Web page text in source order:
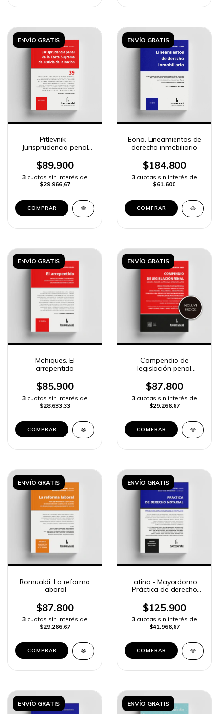
ENVÍO GRATIS
Pitlevnik -
Jurisprudencia penal
$89.900
3 cuotas sin interés de
$29.966,67
COMPRAR
ENVÍO GRATIS
Bono. Lineamientos de
derecho inmobiliario
$184.800
3 cuotas sin interés de
$61.600
COMPRAR
ENVÍO GRATIS
Mahiques. El
arrepentido
$85.900
3 cuotas sin interés de
$28.633,33
COMPRAR
ENVÍO GRATIS
Compendio de
legislación penal
$87.800
3 cuotas sin interés de
$29.266,67
COMPRAR
ENVÍO GRATIS
Romualdi. La reforma
laboral
$87.800
3 cuotas sin interés de
$29.266,67
COMPRAR
ENVÍO GRATIS
Latino - Mayordomo.
Práctica de derecho
$125.900
3 cuotas sin interés de
$41.966,67
COMPRAR
ENVÍO GRATIS ENVÍO GRATIS